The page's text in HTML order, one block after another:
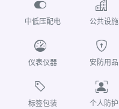
中低压配电 公共设施
仪表仪器 安防用品
标签包装 个人防护